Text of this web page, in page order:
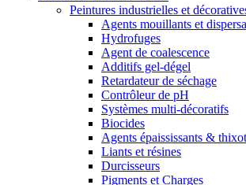
Peintures industrielles et
Agents mouillants et
Hydrofuges
Agent de coalescence
Additifs gel-dégel
Retardateur de séchage
Contrôleur de pH
Systèmes multi-décoratifs
Biocides
Agents épaississants &
Liants et résines
Durcisseurs
Pigments et Charges